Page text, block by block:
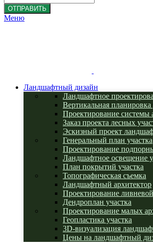
ОТПРАВИТЬ
Меню
Ландшафтный дизайн
Ландшафтное
Вертикальная планировка
Проектирование системы
Заказ проекта лесных
Эскизный проект
Генеральный план участка
Проектирование
Ландшафтное освещение
План покрытий участка
Топографическая съемка
Ландшафтный архитектор
Проектирование
Дендроплан участка
Проектирование малых
Геопластика участка
3D-визуализация
Цены на ландшафтный